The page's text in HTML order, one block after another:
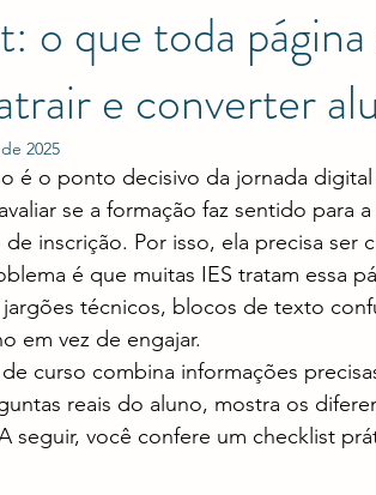
o que toda
e converter
2025
é o ponto decisivo da jornada
se a formação faz sentido para
inscrição. Por isso, ela precisa ser
é que muitas IES tratam essa
técnicos, blocos de texto
em vez de engajar.
curso combina informações
reais do aluno, mostra os
seguir, você confere um checklist